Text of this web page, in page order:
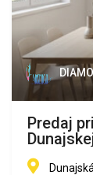
Predaj
blízko